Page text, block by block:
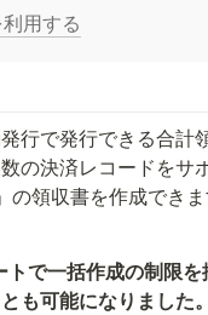
用する
行で発行できる合計
の決済レコードをサ
の領収書を作成できま
で一括作成の制限
も可能になりました。